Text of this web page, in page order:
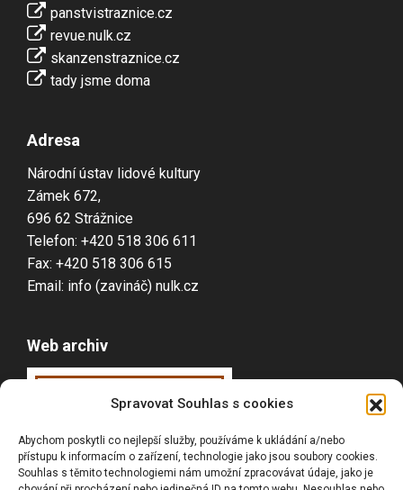
Spravovat Souhlas s cookies
Abychom poskytli co nejlepší služby, používáme k ukládání a/nebo
přístupu k informacím o zařízení, technologie jako jsou soubory cookies.
Souhlas s těmito technologiemi nám umožní zpracovávat údaje, jako je
panstvistraznice.cz
revue.nulk.cz
skanzenstraznice.cz
tady jsme doma
Adresa
Národní ústav lidové kultury
Zámek 672,
696 62 Strážnice
Telefon: +420 518 306 611
Fax: +420 518 306 615
Email: info (zavináč) nulk.cz
Web archiv
Webarchivováno
ČR